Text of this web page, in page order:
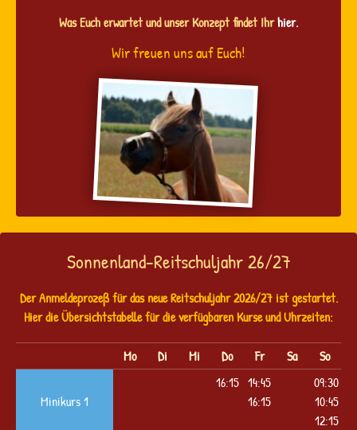
Was Euch erwartet und unser Konzept findet Ihrhier.
Wir freuen uns auf Euch!
Sonnenland-Reitschuljahr 26/27
Der Anmeldeprozeß für das neue Reitschuljahr 2026/27 ist gestartet.
Hier die Übersichtstabelle für die verfügbaren Kurse und Uhrzeiten:
Mo Di Mi Do Fr Sa So
Minikurs 1
16:15 14:45
16:15
09:30
10:45
12:15